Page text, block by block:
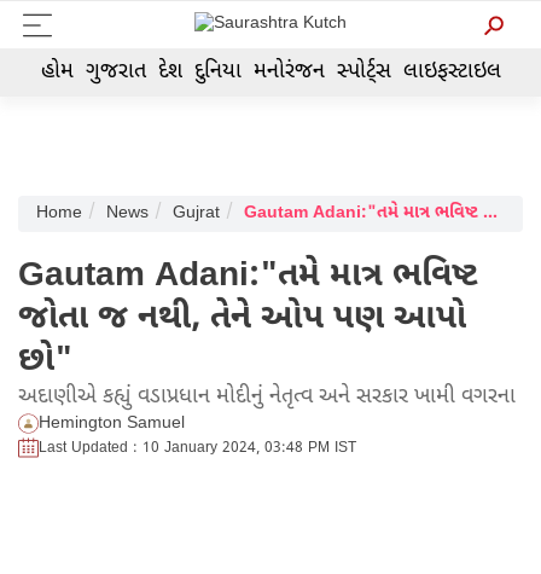
હોમ ગુજરાત દેશ દુનિયા મનોરંજન સ્પોર્ટ્સ લાઇફસ્ટાઇલ
Home News Gujrat Gautam Adani:"તમે માત્ર ભવિષ્ટ જોતા જ નથી, તેને ઓપ પણ આપો છો"
Gautam Adani:"તમે માત્ર ભવિષ્ટ
જોતા જ નથી, તેને ઓપ પણ આપો
છો"
અદાણીએ કહ્યું વડાપ્રધાન મોદીનું નેતૃત્વ અને સરકાર ખામી વગરના
Hemington Samuel
Last Updated : 10 January 2024, 03:48 PM IST